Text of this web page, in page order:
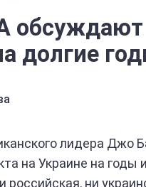
долгие
лидера Джо
на Украине на
российская, ни